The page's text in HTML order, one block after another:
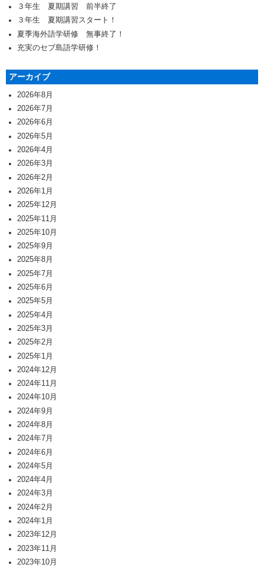
３年生 夏期講習 前半終了
３年生 夏期講習スタート！
夏季海外語学研修 無事終了！
充実のセブ島語学研修！
アーカイブ
2026年8月
2026年7月
2026年6月
2026年5月
2026年4月
2026年3月
2026年2月
2026年1月
2025年12月
2025年11月
2025年10月
2025年9月
2025年8月
2025年7月
2025年6月
2025年5月
2025年4月
2025年3月
2025年2月
2025年1月
2024年12月
2024年11月
2024年10月
2024年9月
2024年8月
2024年7月
2024年6月
2024年5月
2024年4月
2024年3月
2024年2月
2024年1月
2023年12月
2023年11月
2023年10月